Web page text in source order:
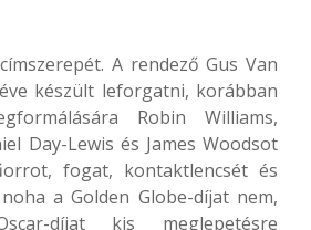
A rendező Gus Van
készült leforgatni, korábban
Robin Williams,
Day-Lewis és James Woodsot
fogat, kontaktlencsét és
a Golden Globe-díjat nem,
díjat kis meglepetésre